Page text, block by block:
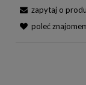
zapytaj o
poleć